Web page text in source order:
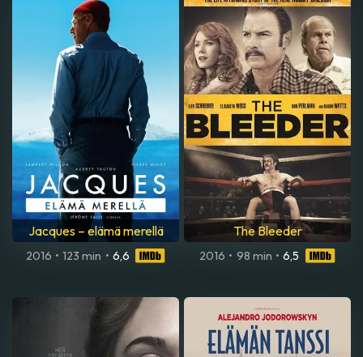
Jacques – elämä merellä
2016 • 123 min • 6,6
The Bleeder
2016 • 98 min • 6,5